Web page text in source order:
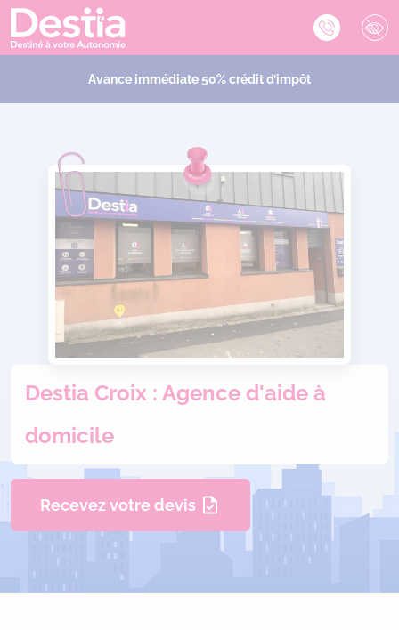
Avance immédiate 50% crédit d’impôt
Destia Croix : Agence d'aide à
domicile
Recevez votre devis